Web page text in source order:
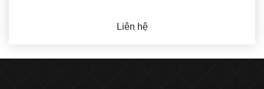
Liên hệ